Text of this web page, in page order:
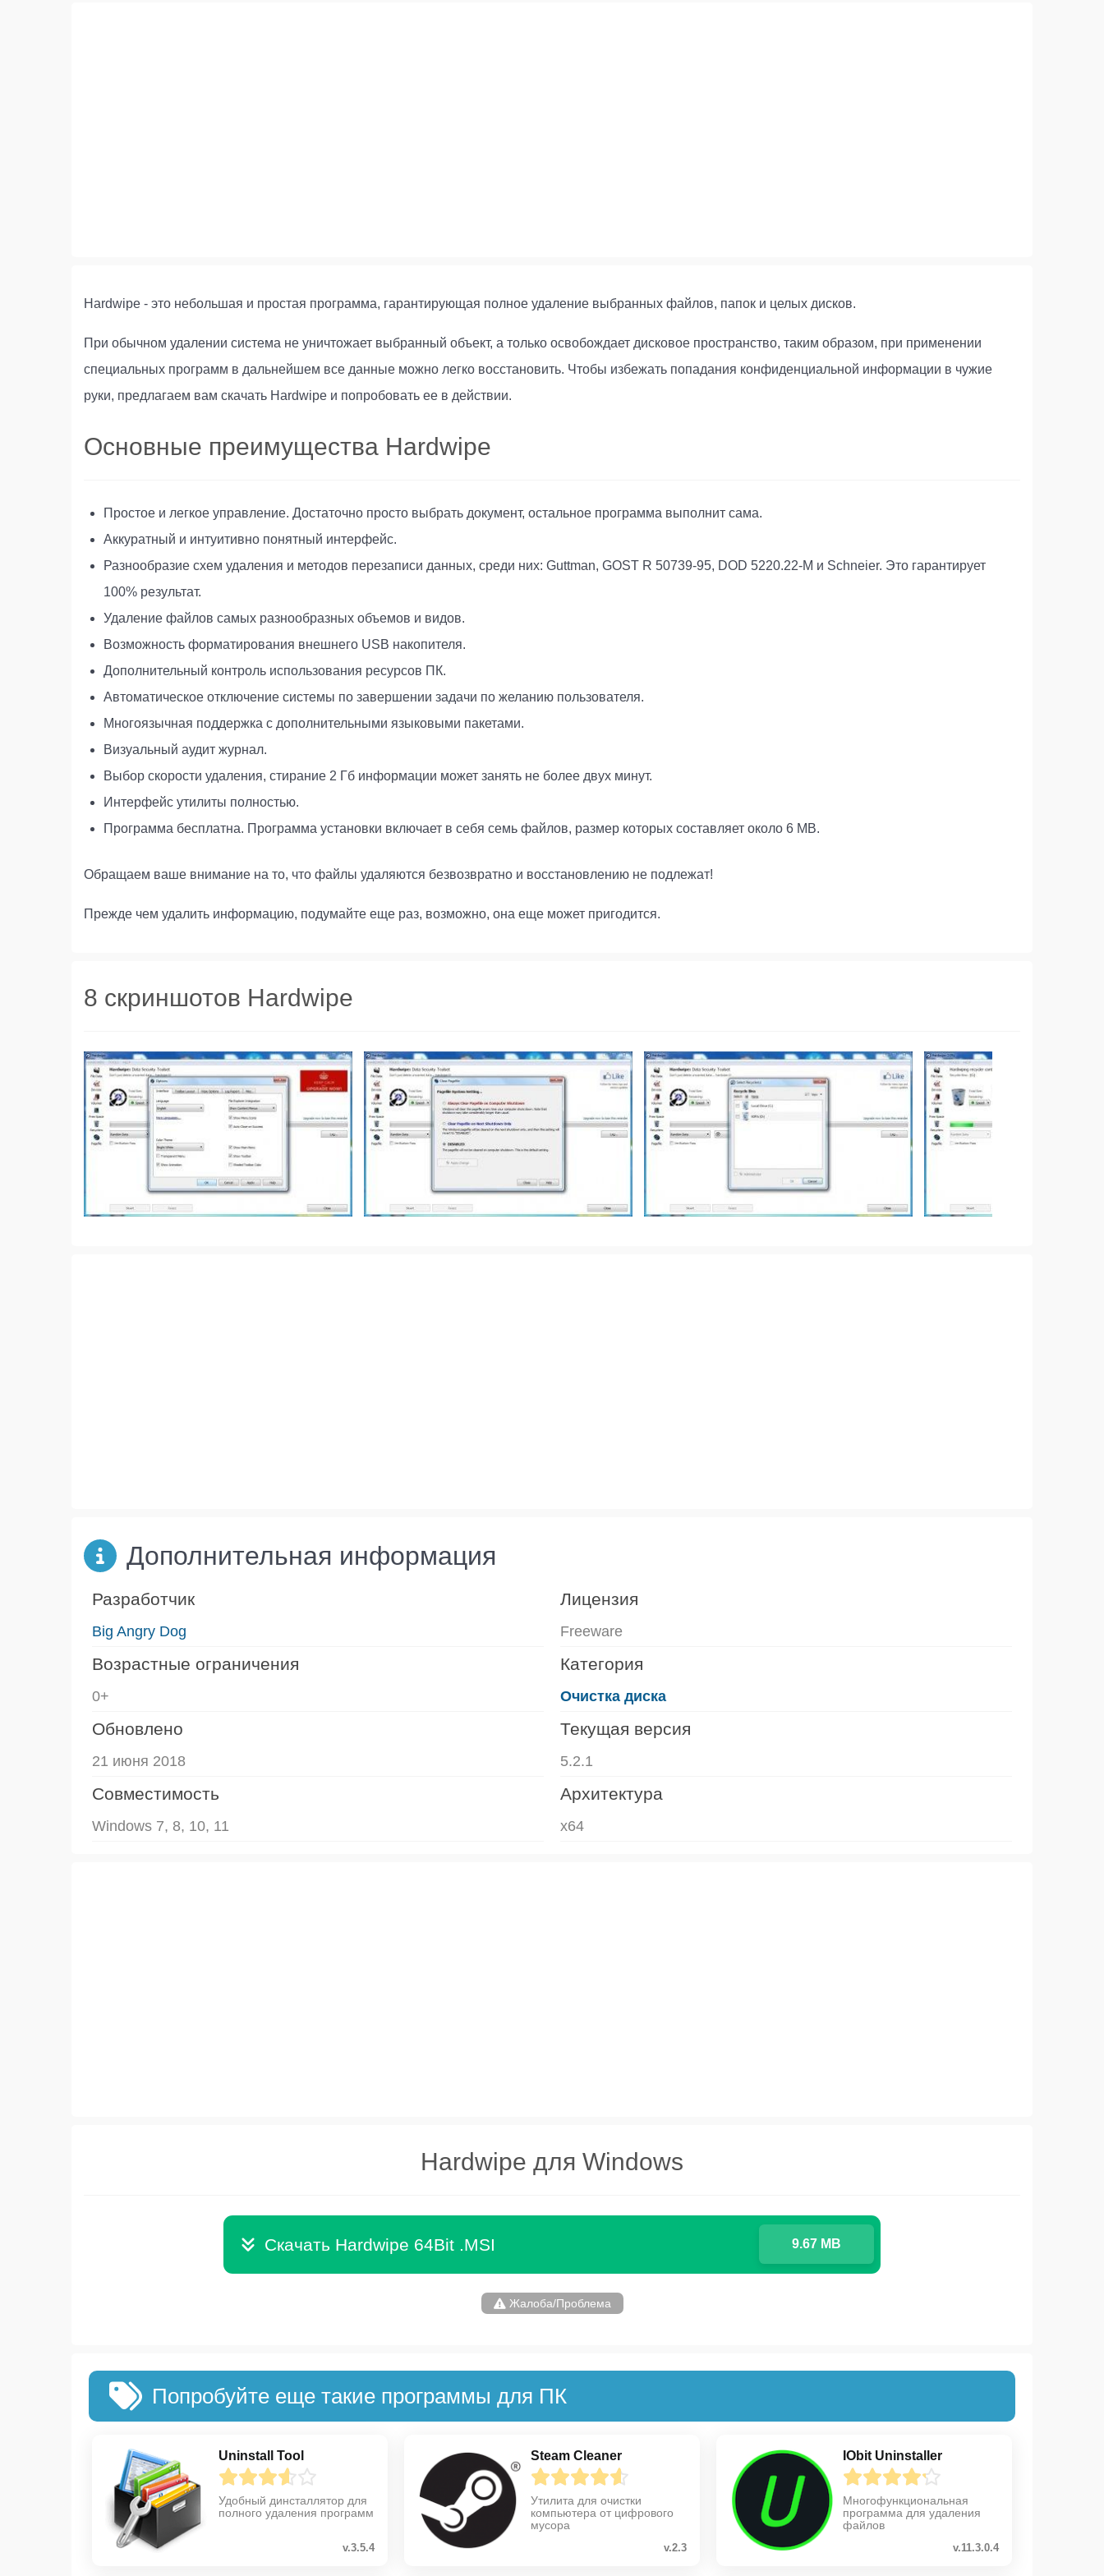
Hardwipe - это небольшая и простая программа, гарантирующая полное удаление выбранных файлов, папок и целых дисков.
При обычном удалении система не уничтожает выбранный объект, а только освобождает дисковое пространство, таким образом, при применении
специальных программ в дальнейшем все данные можно легко восстановить. Чтобы избежать попадания конфиденциальной информации в чужие
руки, предлагаем вам скачать Hardwipe и попробовать ее в действии.
Основные преимущества Hardwipe
Простое и легкое управление. Достаточно просто выбрать документ, остальное программа выполнит сама.
Аккуратный и интуитивно понятный интерфейс.
Разнообразие схем удаления и методов перезаписи данных, среди них: Guttman, GOST R 50739-95, DOD 5220.22-M и Schneier. Это гарантирует
100% результат.
Удаление файлов самых разнообразных объемов и видов.
Возможность форматирования внешнего USB накопителя.
Дополнительный контроль использования ресурсов ПК.
Автоматическое отключение системы по завершении задачи по желанию пользователя.
Многоязычная поддержка с дополнительными языковыми пакетами.
Визуальный аудит журнал.
Выбор скорости удаления, стирание 2 Гб информации может занять не более двух минут.
Интерфейс утилиты полностью.
Программа бесплатна. Программа установки включает в себя семь файлов, размер которых составляет около 6 MB.
Обращаем ваше внимание на то, что файлы удаляются безвозвратно и восстановлению не подлежат!
Прежде чем удалить информацию, подумайте еще раз, возможно, она еще может пригодится.
8 скриншотов Hardwipe
Дополнительная информация
Разработчик
Big Angry Dog
Лицензия
Freeware
Возрастные ограничения
0+
Категория
Очистка диска
Обновлено
21 июня 2018
Текущая версия
5.2.1
Совместимость
Windows 7, 8, 10, 11
Архитектура
x64
Hardwipe для Windows
Скачать Hardwipe 64Bit .MSI 9.67 MB
Жалоба/Проблема
Попробуйте еще такие программы для ПК
Uninstall Tool
Удобный динсталлятор для
полного удаления программ
v.3.5.4
Steam Cleaner
Утилита для очистки
компьютера от цифрового
мусора
v.2.3
IObit Uninstaller
Многофункциональная
программа для удаления
файлов
v.11.3.0.4